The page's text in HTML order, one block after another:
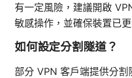
有一定風險，建議開啟
敏感操作，並確保裝置已更
如何設定分割隧道？
部分 VPN 客戶端提供分